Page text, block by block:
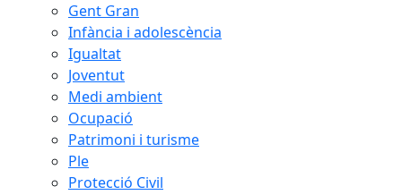
Gent Gran
Infància i adolescència
Igualtat
Joventut
Medi ambient
Ocupació
Patrimoni i turisme
Ple
Protecció Civil